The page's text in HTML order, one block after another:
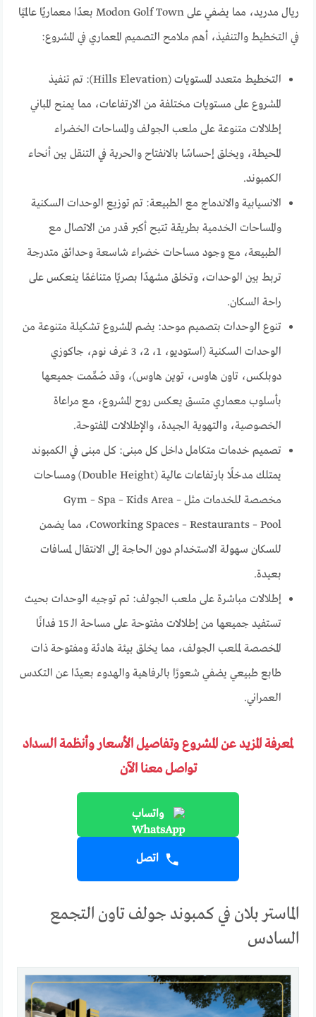
ريال مدريد، مما يضفي على Modon Golf Town بعدًا معماريًا عالميًا
في التخطيط والتنفيذ، أهم ملامح التصميم المعماري في المشروع:
التخطيط متعدد المستويات (Hills Elevation): تم تنفيذ
المشروع على مستويات مختلفة من الارتفاعات، مما يمنح المباني
إطلالات متنوعة على ملعب الجولف والمساحات الخضراء
المحيطة، ويخلق إحساسًا بالانفتاح والحرية في التنقل بين أنحاء
الكمبوند.
الانسيابية والاندماج مع الطبيعة: تم توزيع الوحدات السكنية
والمساحات الخدمية بطريقة تتيح أكبر قدر من الاتصال مع
الطبيعة، مع وجود مساحات خضراء شاسعة وحدائق متدرجة
تربط بين الوحدات، وتخلق مشهدًا بصريًا متناغمًا ينعكس على
راحة السكان.
تنوع الوحدات بتصميم موحد: يضم المشروع تشكيلة متنوعة من
الوحدات السكنية (استوديو، 1، 2، 3 غرف نوم، جاكوزي
دوبلكس، تاون هاوس، توين هاوس)، وقد صُمِّمت جميعها
بأسلوب معماري متسق يعكس روح المشروع، مع مراعاة
الخصوصية، والتهوية الجيدة، والإطلالات المفتوحة.
تصميم خدمات متكامل داخل كل مبنى: كل مبنى في الكمبوند
يمتلك مدخلًا بارتفاعات عالية (Double Height) ومساحات
مخصصة للخدمات مثل Gym – Spa – Kids Area –
Coworking Spaces – Restaurants – Pool، مما يضمن
للسكان سهولة الاستخدام دون الحاجة إلى الانتقال لمسافات
بعيدة.
إطلالات مباشرة على ملعب الجولف: تم توجيه الوحدات بحيث
تستفيد جميعها من إطلالات مفتوحة على مساحة الـ 15 فدانًا
المخصصة لملعب الجولف، مما يخلق بيئة هادئة ومفتوحة ذات
طابع طبيعي يضفي شعورًا بالرفاهية والهدوء بعيدًا عن التكدس
العمراني.
لمعرفة المزيد عن المشروع وتفاصيل الأسعار وأنظمة السداد
تواصل معنا الآن
واتساب
اتصل
الماستر بلان في كمبوند جولف تاون التجمع
السادس